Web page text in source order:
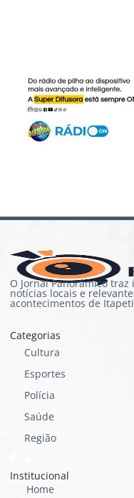
O Jornal Panorâmico
notícias locais e
acontecimentos de
Categorias
Cultura
Esportes
Polícia
Saúde
Região
Institucional
Home